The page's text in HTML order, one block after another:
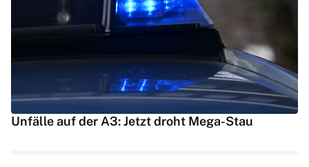
Unfälle auf der A3: Jetzt droht Mega-Stau